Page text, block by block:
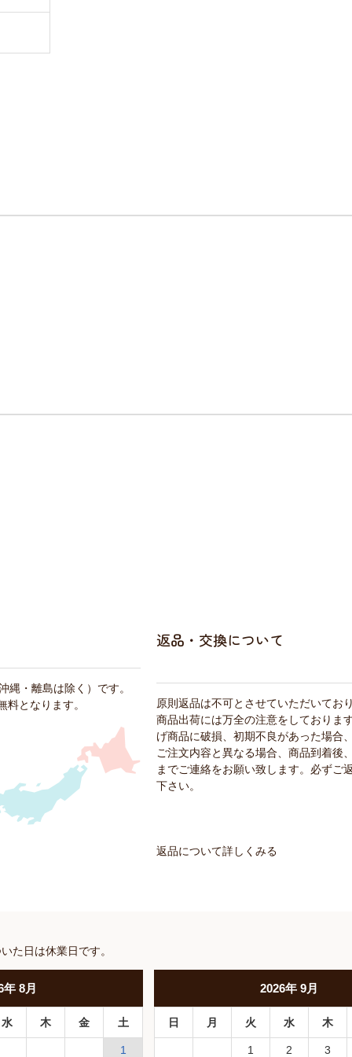
縄・離島は除く）です。
となります。
返品・交換について
原則返品は不可とさせていただいてお
商品出荷には万全の注意をしておりま
げ商品に破損、初期不良があった場合
ご注文内容と異なる場合、商品到着後
までご連絡をお願い致します。必ずご
下さい。
返品について詳しくみる
た日は休業日です。
年 8月
水 木 金 土
1
2026年9月
日 月 火 水 木
1 2 3